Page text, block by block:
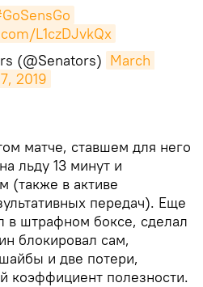
L1czDJvkQx
(@Senators) March
2019
матче, ставшем для него
льду 13 минут и
(также в активе
передач). Еще
в штрафном боксе, сделал
блокировал сам,
и две потери,
коэффициент полезности.